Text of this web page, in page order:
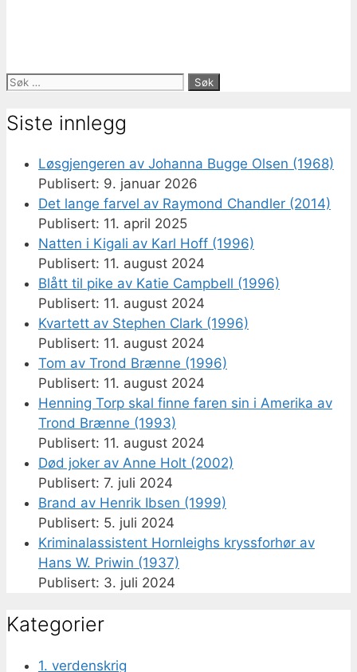
Søk
Siste innlegg
Løsgjengeren av Johanna Bugge Olsen (1968)
9. januar 2026
Det lange farvel av Raymond Chandler (2014)
11. april 2025
Natten i Kigali av Karl Hoff (1996)
11. august 2024
Blått til pike av Katie Campbell (1996)
11. august 2024
Kvartett av Stephen Clark (1996)
11. august 2024
Tom av Trond Brænne (1996)
11. august 2024
Henning Torp skal finne faren sin i Amerika av
Trond Brænne (1993)
11. august 2024
Død joker av Anne Holt (2002)
7. juli 2024
Brand av Henrik Ibsen (1999)
5. juli 2024
Kriminalassistent Hornleighs kryssforhør av
Hans W. Priwin (1937)
3. juli 2024
Kategorier
1. verdenskrig